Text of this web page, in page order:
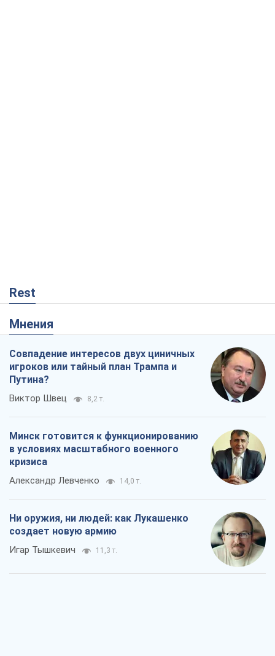
Rest
Мнения
Совпадение интересов двух циничных
игроков или тайный план Трампа и
Путина?
Виктор Швец 8,2 т.
Минск готовится к функционированию
в условиях масштабного военного
кризиса
Александр Левченко 14,0 т.
Ни оружия, ни людей: как Лукашенко
создает новую армию
Игар Тышкевич 11,3 т.